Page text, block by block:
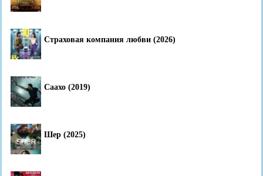
Страховая компания любви (2026)
Саахо (2019)
Шер (2025)